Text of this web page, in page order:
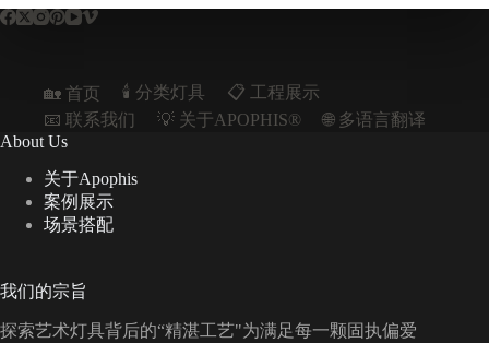
🏡 首页 🕯️ 分类灯具
📋︎ 工程展示
📧 联系我们
💡 关于APOPHIS®
🌐 多语言翻译
About Us
关于Apophis
案例展示
场景搭配
我们的宗旨
探索艺术灯具背后的“精湛工艺"为满足每一颗固执偏爱